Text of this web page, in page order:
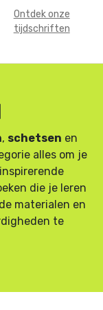
Ontdek onze
tijdschriften
, schetsen en
alles om je
die je leren
materialen en
te